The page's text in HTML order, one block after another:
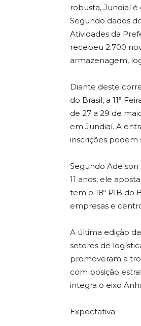
robusta, Jundiaí é
Segundo dados
Atividades da
recebeu 2.700
armazenagem,
Diante deste
do Brasil, a 11ª
de 27 a 29 de
em Jundiaí. A
inscrições podem
Segundo Adelson
11 anos, ele
tem o 18º PIB do
empresas e
A última edição
setores de
promoveram a
com posição
integra o eixo
Expectativa